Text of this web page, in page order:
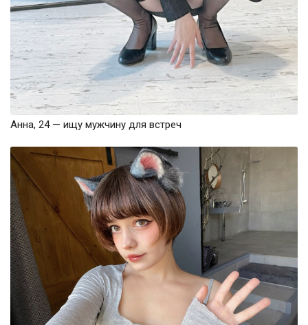
Анна, 24 — ищу мужчину для встреч